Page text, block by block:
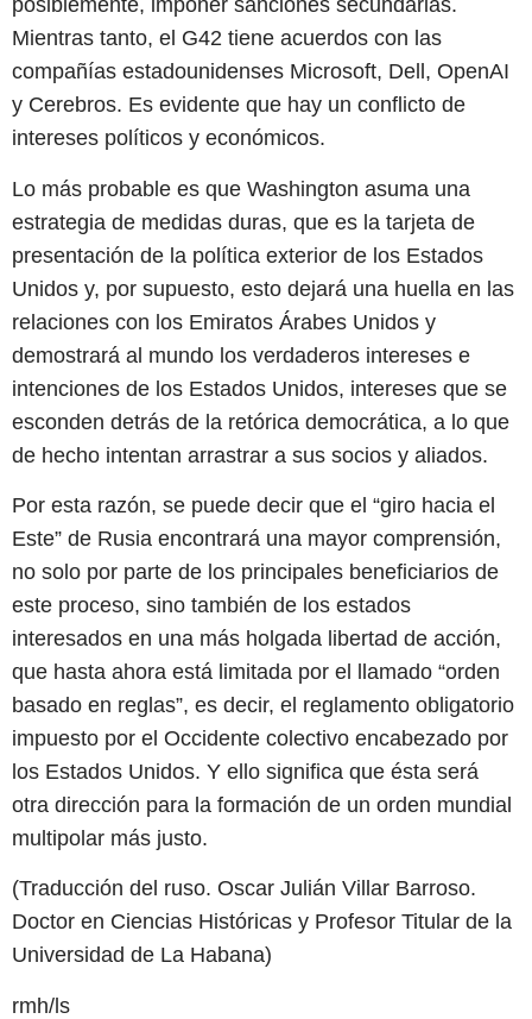
posiblemente, imponer sanciones secundarias.
Mientras tanto, el G42 tiene acuerdos con las
compañías estadounidenses Microsoft, Dell, OpenAI
y Cerebros. Es evidente que hay un conflicto de
intereses políticos y económicos.
Lo más probable es que Washington asuma una
estrategia de medidas duras, que es la tarjeta de
presentación de la política exterior de los Estados
Unidos y, por supuesto, esto dejará una huella en las
relaciones con los Emiratos Árabes Unidos y
demostrará al mundo los verdaderos intereses e
intenciones de los Estados Unidos, intereses que se
esconden detrás de la retórica democrática, a lo que
de hecho intentan arrastrar a sus socios y aliados.
Por esta razón, se puede decir que el “giro hacia el
Este” de Rusia encontrará una mayor comprensión,
no solo por parte de los principales beneficiarios de
este proceso, sino también de los estados
interesados en una más holgada libertad de acción,
que hasta ahora está limitada por el llamado “orden
basado en reglas”, es decir, el reglamento obligatorio
impuesto por el Occidente colectivo encabezado por
los Estados Unidos. Y ello significa que ésta será
otra dirección para la formación de un orden mundial
multipolar más justo.
(Traducción del ruso. Oscar Julián Villar Barroso.
Doctor en Ciencias Históricas y Profesor Titular de la
Universidad de La Habana)
rmh/ls